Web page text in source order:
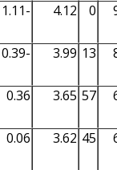
5.95
0.27
5.73
0.25
5.39
0.22
5.34
0.22